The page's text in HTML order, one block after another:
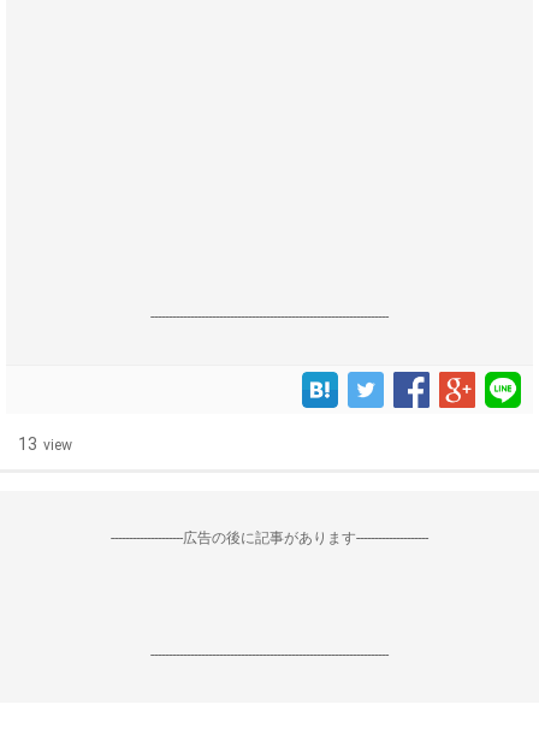
------------------------------------------------------------------
13 view
--------------------広告の後に記事があります--------------------
------------------------------------------------------------------